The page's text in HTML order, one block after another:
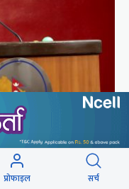
नगर्न चेतावनी
प्रोफाइल सर्च